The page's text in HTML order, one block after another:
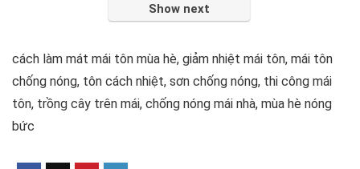
Show next
cách làm mát mái tôn mùa hè, giảm nhiệt mái tôn, mái tôn
chống nóng, tôn cách nhiệt, sơn chống nóng, thi công mái
tôn, trồng cây trên mái, chống nóng mái nhà, mùa hè nóng
bức